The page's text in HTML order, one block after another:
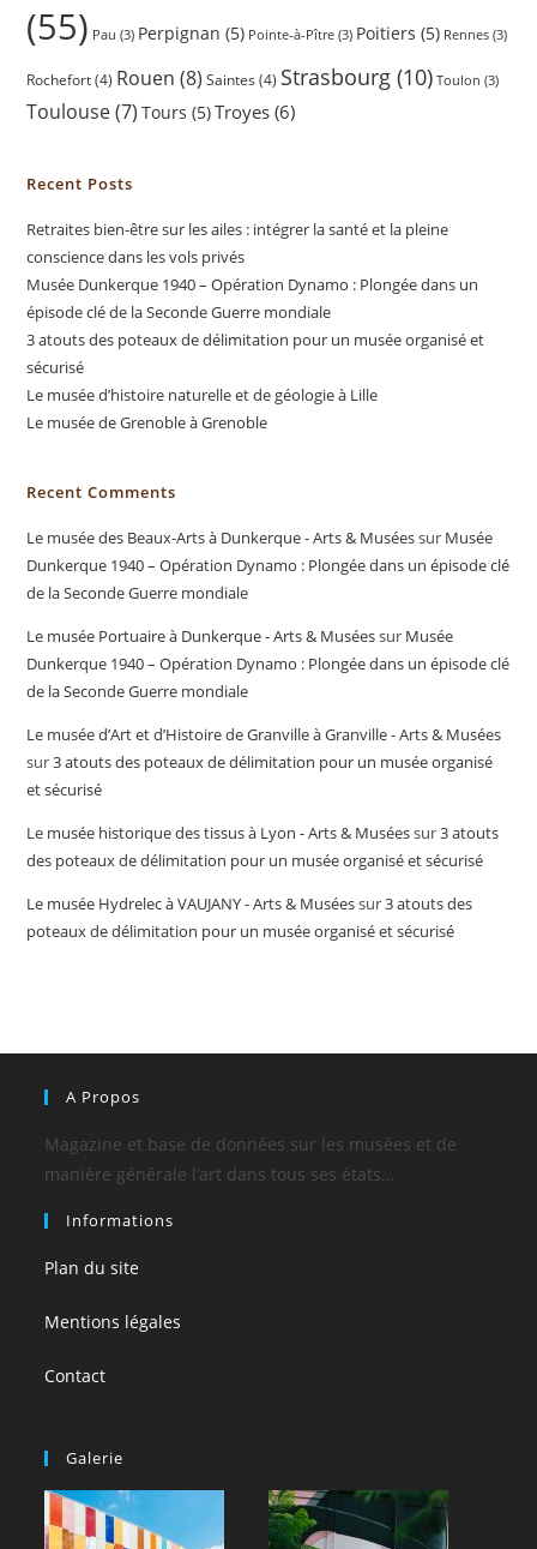
(55) Pau (3) Perpignan (5) Pointe-à-Pître (3) Poitiers (5) Rennes (3)
Rochefort(4) Rouen (8) Saintes (4) Strasbourg (10) Toulon (3)
Toulouse(7) Tours (5)Troyes (6)
Recent Posts
Retraites bien-être sur les ailes : intégrer la santé et la pleine
conscience dans les vols privés
Musée Dunkerque 1940 – Opération Dynamo : Plongée dans un
épisode clé de la Seconde Guerre mondiale
3 atouts des poteaux de délimitation pour un musée organisé et
sécurisé
Le musée d’histoire naturelle et de géologie à Lille
Le musée de Grenoble à Grenoble
Recent Comments
Le musée des Beaux-Arts à Dunkerque - Arts & Muséessur Musée
Dunkerque 1940 – Opération Dynamo : Plongée dans un épisode clé
de la Seconde Guerre mondiale
Le musée Portuaire à Dunkerque - Arts & Muséessur Musée
Dunkerque 1940 – Opération Dynamo : Plongée dans un épisode clé
de la Seconde Guerre mondiale
Le musée d’Art et d’Histoire de Granville à Granville - Arts & Musées
sur3 atouts des poteaux de délimitation pour un musée organisé
et sécurisé
Le musée historique des tissus à Lyon - Arts & Muséessur3 atouts
des poteaux de délimitation pour un musée organisé et sécurisé
Le musée Hydrelec à VAUJANY - Arts & Muséessur3 atouts des
poteaux de délimitation pour un musée organisé et sécurisé
A Propos
Magazine et base de données sur les musées et de
manière générale l’art dans tous ses états…
Informations
Plan du site
Mentions légales
Contact
Galerie